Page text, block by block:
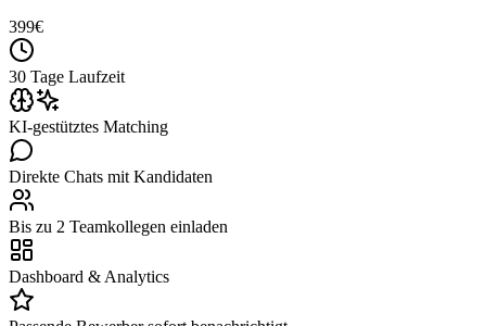
399€
30 Tage Laufzeit
KI-gestütztes Matching
Direkte Chats mit Kandidaten
Bis zu 2 Teamkollegen einladen
Dashboard & Analytics